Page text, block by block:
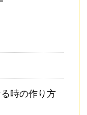
時の作り方